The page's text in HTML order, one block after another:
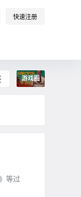
快速注册
游戏圈
等过